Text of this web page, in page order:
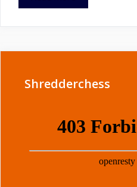
सुपर
वाली
Shredderchess